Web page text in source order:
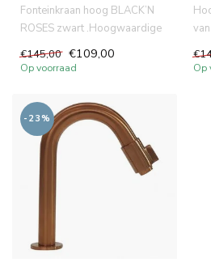
Fonteinkraan hoog BLACK’N
ROSES zwart .Hoogwaardige
€145,00 €109,00
Op voorraad Op
-23%